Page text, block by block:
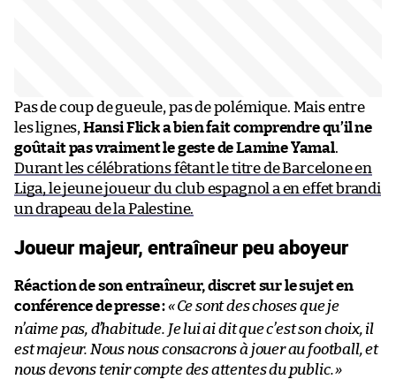
Pas de coup de gueule, pas de polémique. Mais entre
les lignes, Hansi Flick a bien fait comprendre qu’il ne
goûtait pas vraiment le geste de Lamine Yamal.
Durant les célébrations fêtant le titre de Barcelone en
Liga, le jeune joueur du club espagnol a en effet brandi
un drapeau de la Palestine.
Joueur majeur, entraîneur peu aboyeur
Réaction de son entraîneur, discret sur le sujet en
conférence de presse :«Ce sont des choses que je
n’aime pas, d’habitude. Je lui ai dit que c’est son choix, il
est majeur. Nous nous consacrons à jouer au football, et
nous devons tenir compte des attentes du public.»